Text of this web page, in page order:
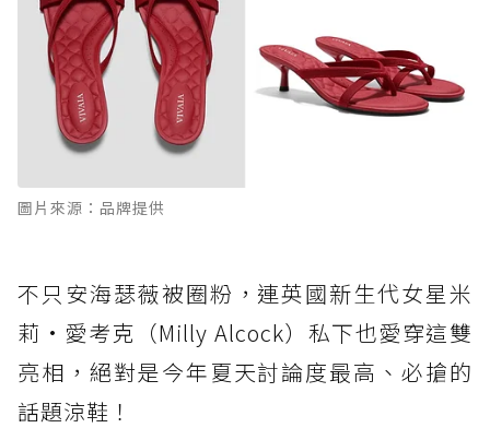
圖片來源：品牌提供
不只安海瑟薇被圈粉，連英國新生代女星米
莉·愛考克（Milly Alcock）私下也愛穿這雙
亮相，絕對是今年夏天討論度最高、必搶的
話題涼鞋！